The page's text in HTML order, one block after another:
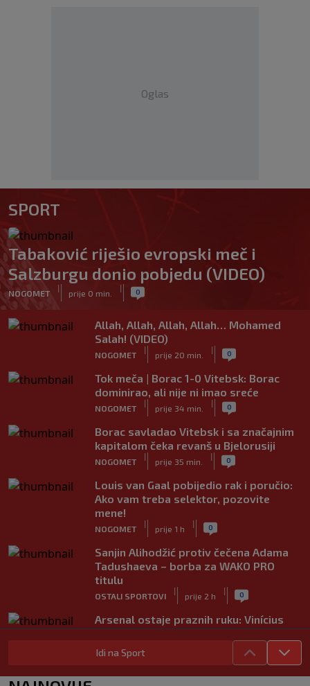
Oglas
SPORT
Tabaković riješio evropski meč i
Salzburgu donio pobjedu (VIDEO)
NOGOMET
|
prije 0 min.
| 0
Allah, Allah, Allah, Allah… Mohamed
Salah! (VIDEO)
NOGOMET
|
prije 20 min.
| 0
Tok meča | Borac 1-0 Vitebsk: Borac
dominirao, ali nije ni imao sreće
NOGOMET
|
prije 34 min.
| 0
Borac savladao Vitebsk i sa značajnim
kapitalom čeka revanš u Bjelorusiji
NOGOMET
|
prije 35 min.
| 0
Louis van Gaal pobijedio rak i poručio:
Ako vam treba selektor, pozovite
mene!
NOGOMET
|
prije 1 h
| 0
Sanjin Alihodžić protiv čečena Adama
Tadushaeva – borba za WAKO PRO
titulu
OSTALI SPORTOVI
|
prije 2 h
| 0
Arsenal ostaje praznih ruku: Vinícius
Júnior i Real Madrid postigli dogovor
NOGOMET
Idi na Sport